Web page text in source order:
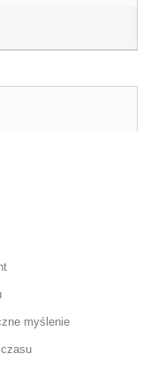
myślenie